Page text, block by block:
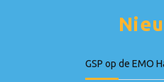
GSP op de EMO